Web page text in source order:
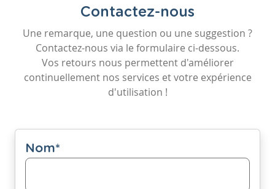
Contactez-nous
Une remarque, une question ou une suggestion ?
Contactez-nous via le formulaire ci-dessous.
Vos retours nous permettent d'améliorer
continuellement nos services et votre expérience
d'utilisation !
Nom*